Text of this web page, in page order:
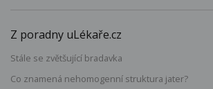
Z poradny uLékaře.cz
Stále se zvětšující bradavka
Co znamená nehomogenní struktura jater?